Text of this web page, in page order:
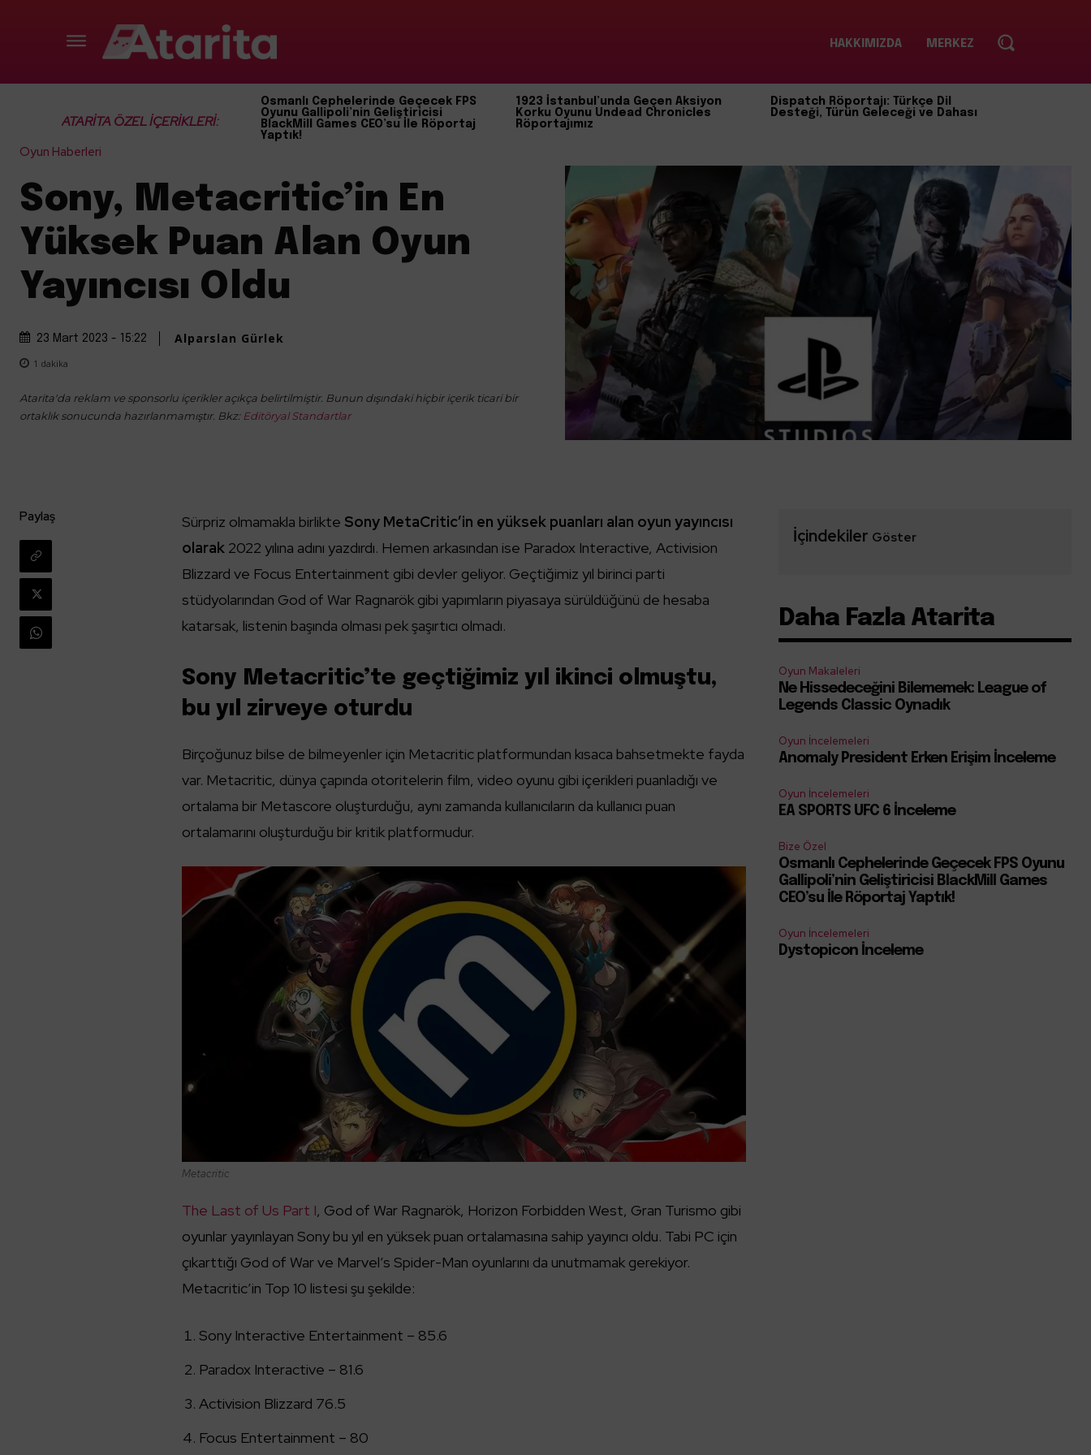
HAKKIMIZDA MERKEZ
ATARİTA ÖZEL İÇERİKLERİ:
Osmanlı Cephelerinde Geçecek FPS
Oyunu Gallipoli’nin Geliştiricisi
BlackMill Games CEO’su İle Röportaj
Yaptık!
1923 İstanbul’unda Geçen Aksiyon
Korku Oyunu Undead Chronicles
Röportajımız
Dispatch Röportajı: Türkçe Dil
Desteği, Türün Geleceği ve Dahası
Oyun Haberleri
Sony, Metacritic’in En
Yüksek Puan Alan Oyun
Yayıncısı Oldu
23 Mart 2023 - 15:22 Alparslan Gürlek
1 dakika
Atarita'da reklam ve sponsorlu içerikler açıkça belirtilmiştir. Bunun dışındaki hiçbir içerik ticari bir
ortaklık sonucunda hazırlanmamıştır. Bkz: Editöryal Standartlar
Paylaş Sürpriz olmamakla birlikte Sony MetaCritic’in en yüksek puanları alan oyun yayıncısı
olarak 2022 yılına adını yazdırdı. Hemen arkasından ise Paradox Interactive, Activision
Blizzard ve Focus Entertainment gibi devler geliyor. Geçtiğimiz yıl birinci parti
stüdyolarından God of War Ragnarök gibi yapımların piyasaya sürüldüğünü de hesaba
katarsak, listenin başında olması pek şaşırtıcı olmadı.
Sony Metacritic’te geçtiğimiz yıl ikinci olmuştu,
bu yıl zirveye oturdu
Birçoğunuz bilse de bilmeyenler için Metacritic platformundan kısaca bahsetmekte fayda
var. Metacritic, dünya çapında otoritelerin film, video oyunu gibi içerikleri puanladığı ve
ortalama bir Metascore oluşturduğu, aynı zamanda kullanıcıların da kullanıcı puan
ortalamarını oluşturduğu bir kritik platformudur.
Metacritic
The Last of Us Part I, God of War Ragnarök, Horizon Forbidden West, Gran Turismo gibi
oyunlar yayınlayan Sony bu yıl en yüksek puan ortalamasına sahip yayıncı oldu. Tabi PC için
çıkarttığı God of War ve Marvel’s Spider-Man oyunlarını da unutmamak gerekiyor.
Metacritic’in Top 10 listesi şu şekilde:
Sony Interactive Entertainment – 85.6
Paradox Interactive – 81.6
Activision Blizzard 76.5
Focus Entertainment – 80
İçindekiler Göster
Daha Fazla Atarita
Oyun Makaleleri
Ne Hissedeceğini Bilememek: League of
Legends Classic Oynadık
Oyun İncelemeleri
Anomaly President Erken Erişim İnceleme
Oyun İncelemeleri
EA SPORTS UFC 6 İnceleme
Bize Özel
Osmanlı Cephelerinde Geçecek FPS Oyunu
Gallipoli’nin Geliştiricisi BlackMill Games
CEO’su İle Röportaj Yaptık!
Oyun İncelemeleri
Dystopicon İnceleme